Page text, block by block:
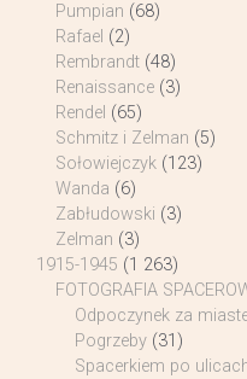
Pumpian (68)
Rafael (2)
Rembrandt (48)
Renaissance (3)
Rendel (65)
Schmitz i Zelman (5)
Sołowiejczyk (123)
Wanda (6)
Zabłudowski (3)
Zelman (3)
1915-1945 (1 263)
FOTOGRAFIA
Odpoczynek za
Pogrzeby (31)
Spacerkiem po